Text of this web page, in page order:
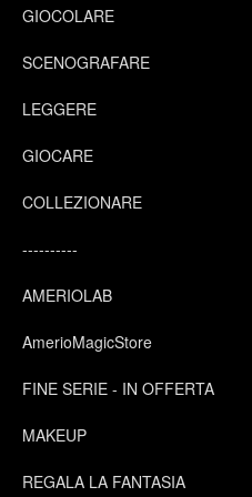
GIOCOLARE
SCENOGRAFARE
LEGGERE
GIOCARE
COLLEZIONARE
----------
AMERIOLAB
AmerioMagicStore
FINE SERIE - IN OFFERTA
MAKEUP
REGALA LA FANTASIA